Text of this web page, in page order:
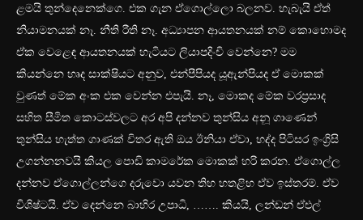
ළමයි තුන්දෙනෙක්ගෙ. එක ගැන ඒගොල්ලො බලනව. හැබැයි ඒත්
නියාමනයක් නෑ. නීති රීති නෑ. අධ්‍යාපන ආයතනයක් නම් කොහොමද
ඒක වෙළෙඳ ආයතනයක් හැටියට ලියාපදිංචි වෙන්නෙ? මම
කියන්නෙ හෘද සාක්ෂියට අනුව, එන්පීපියද යූඇන්පියද ඒ මොකක්
වුණත් මේක අංක එක වෙන්න එපැයි. නෑ, මොකද මේක වරප්‍රසාද
සහිත සීමිත කොටස්වලට අර අපි දන්නව තුන්සිය අනූ ගාණෙන්
තුන්සිය හැත්ත ගාණක් විතර ඇති ඔය ඊනියා ඒවා, හද්ද පිටිසර ඉංග්‍රිසි
උගන්නනවයි කියල පොඩි කාමරේක මොකක් හරි කරන. ඒගොල්ල
දන්නව ඒගොල්ලන්ගෙ දරුවො යවන තිහ හතළිහ ඒව ඉස්තරම්. ඒව
විශිෂ්ටයි. ඒව දෙන්නෙ බාහිර උපාධි, ……. කියයි, ලන්ඩන් ඒඑල්